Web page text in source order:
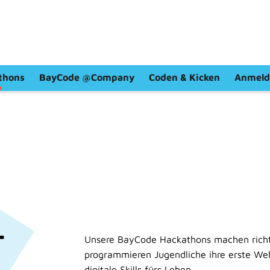
BayCode @Company Coden & Kicken
Unsere BayCode Hackathons machen
programmieren Jugendliche ihre erste